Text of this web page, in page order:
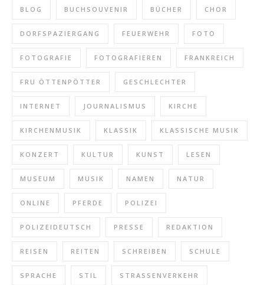
BLOG BUCHSOUVENIR BÜCHER CHOR
DORFSPAZIERGANG FEUERWEHR FOTO
FOTOGRAFIE FOTOGRAFIEREN FRANKREICH
FRU ÖTTENPÖTTER GESCHLECHTER
INTERNET JOURNALISMUS KIRCHE
KIRCHENMUSIK KLASSIK KLASSISCHE MUSIK
KONZERT KULTUR KUNST LESEN
MUSEUM MUSIK NAMEN NATUR
ONLINE PFERDE POLIZEI
POLIZEIDEUTSCH PRESSE REDAKTION
REISEN REITEN SCHREIBEN SCHULE
SPRACHE STIL STRASSENVERKEHR